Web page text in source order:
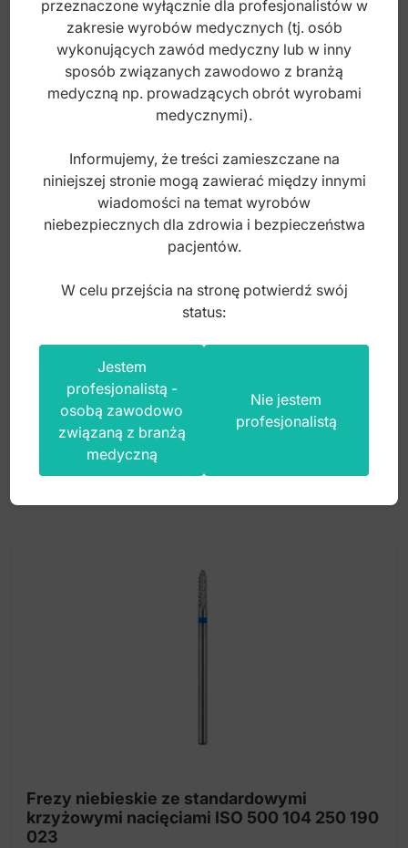
Easy-Color Ekskawator 2mm, fig. 65/66
Index: DR.608.131
95,00zł
Frezy niebieskie ze standardowymi
krzyżowymi nacięciami ISO 500 104 250 190
023
przeznaczone wyłącznie dla profesjonalistów w
zakresie wyrobów medycznych (tj. osób
wykonujących zawód medyczny lub w inny
sposób związanych zawodowo z branżą
medyczną np. prowadzących obrót wyrobami
medycznymi).
Informujemy, że treści zamieszczane na
niniejszej stronie mogą zawierać między innymi
wiadomości na temat wyrobów
niebezpiecznych dla zdrowia i bezpieczeństwa
pacjentów.
W celu przejścia na stronę potwierdź swój
status:
Jestem
profesjonalistą -
osobą zawodowo
związaną z branżą
medyczną
Nie jestem
profesjonalistą